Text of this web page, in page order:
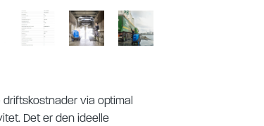
via optimal
Det er den ideelle